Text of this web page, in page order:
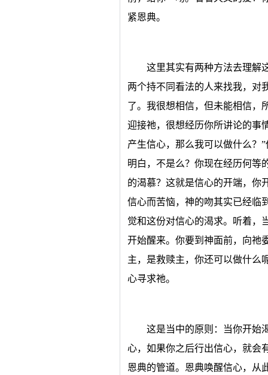
紧恩典。
这里其实有两种方法去理解
两个持不同看法的人来找我，对
了。我很想相信，但未能相信，
迎接祂，很想经历你所讲论的事
产生信心，那么我可以做什么？
明白，不是么？你现在经历何等
的渴慕？这就是信心的开端，你
信心而苦恼，神的吻其实已经临
觉和这份对信心的渴求。听着，
开始醒来。你要到神面前，向祂
主，是救赎主，你还可以做什么
心寻求祂。
这是当中的原则：当你开始
心，如果你之后行出信心，就会
恩典的管道。恩典唤醒信心，从